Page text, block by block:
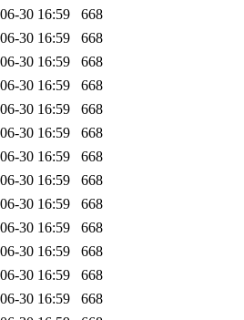
30 16:59
668
30 16:59
668
30 16:59
668
30 16:59
668
30 16:59
668
30 16:59
668
30 16:59
668
30 16:59
668
30 16:59
668
30 16:59
668
30 16:59
668
30 16:59
668
30 16:59
668